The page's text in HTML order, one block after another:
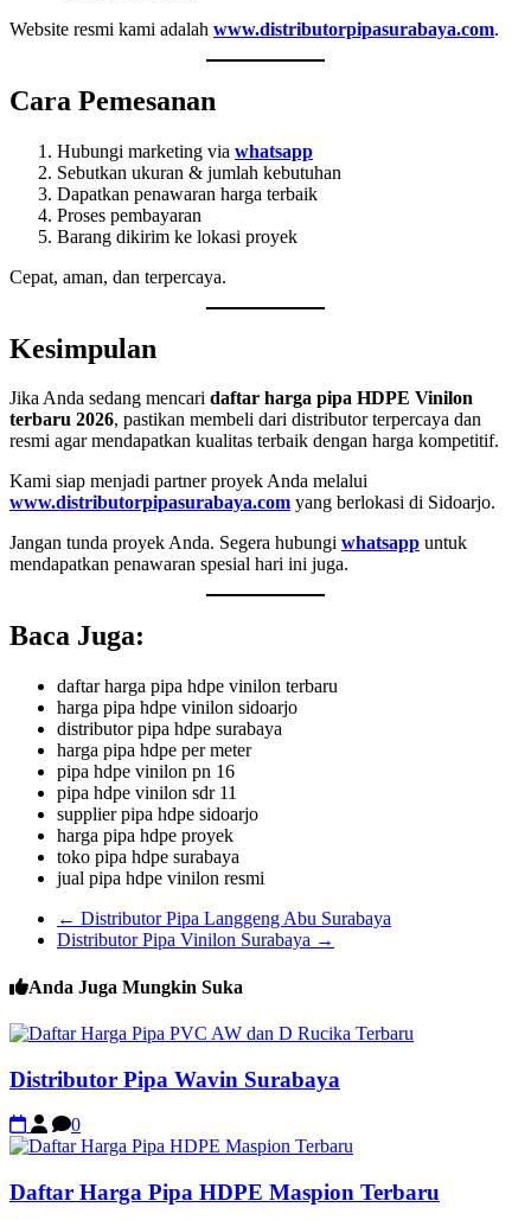
Website resmi kami adalah www.distributorpipasurabaya.com.
Cara Pemesanan
Hubungi marketing via whatsapp
Sebutkan ukuran & jumlah kebutuhan
Dapatkan penawaran harga terbaik
Proses pembayaran
Barang dikirim ke lokasi proyek
Cepat, aman, dan terpercaya.
Kesimpulan
Jika Anda sedang mencari daftar harga pipa HDPE Vinilon
terbaru 2026, pastikan membeli dari distributor terpercaya dan
resmi agar mendapatkan kualitas terbaik dengan harga kompetitif.
Kami siap menjadi partner proyek Anda melalui
www.distributorpipasurabaya.com yang berlokasi di Sidoarjo.
Jangan tunda proyek Anda. Segera hubungi whatsapp untuk
mendapatkan penawaran spesial hari ini juga.
Baca Juga:
daftar harga pipa hdpe vinilon terbaru
harga pipa hdpe vinilon sidoarjo
distributor pipa hdpe surabaya
harga pipa hdpe per meter
pipa hdpe vinilon pn 16
pipa hdpe vinilon sdr 11
supplier pipa hdpe sidoarjo
harga pipa hdpe proyek
toko pipa hdpe surabaya
jual pipa hdpe vinilon resmi
← Distributor Pipa Langgeng Abu Surabaya
Distributor Pipa Vinilon Surabaya →
Anda Juga Mungkin Suka
Distributor Pipa Wavin Surabaya
0
Daftar Harga Pipa HDPE Maspion Terbaru